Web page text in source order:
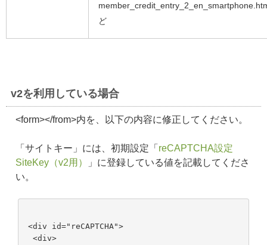
ど
v2を利用している場合
<form></from>内を、以下の内容に修正してください。
「サイトキー」には、初期設定「 reCAPTCHA設定
SiteKey（v2用）
」に登録している値を記載してくださ
い。
<div id="reCAPTCHA">
<div>